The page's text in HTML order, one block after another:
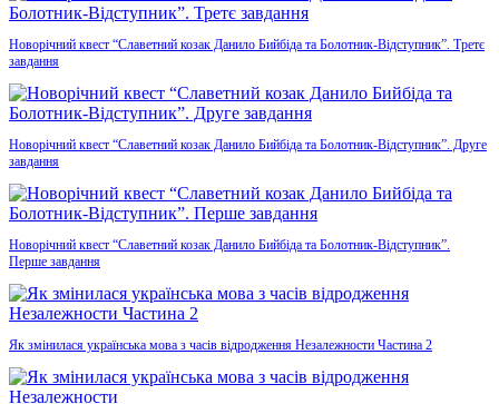
Новорічний квест “Славетний козак Данило Бийбіда та Болотник-Відступник”. Третє
завдання
Новорічний квест “Славетний козак Данило Бийбіда та Болотник-Відступник”. Друге
завдання
Новорічний квест “Славетний козак Данило Бийбіда та Болотник-Відступник”.
Перше завдання
Як змінилася українська мова з часів відродження Незалежности Частина 2